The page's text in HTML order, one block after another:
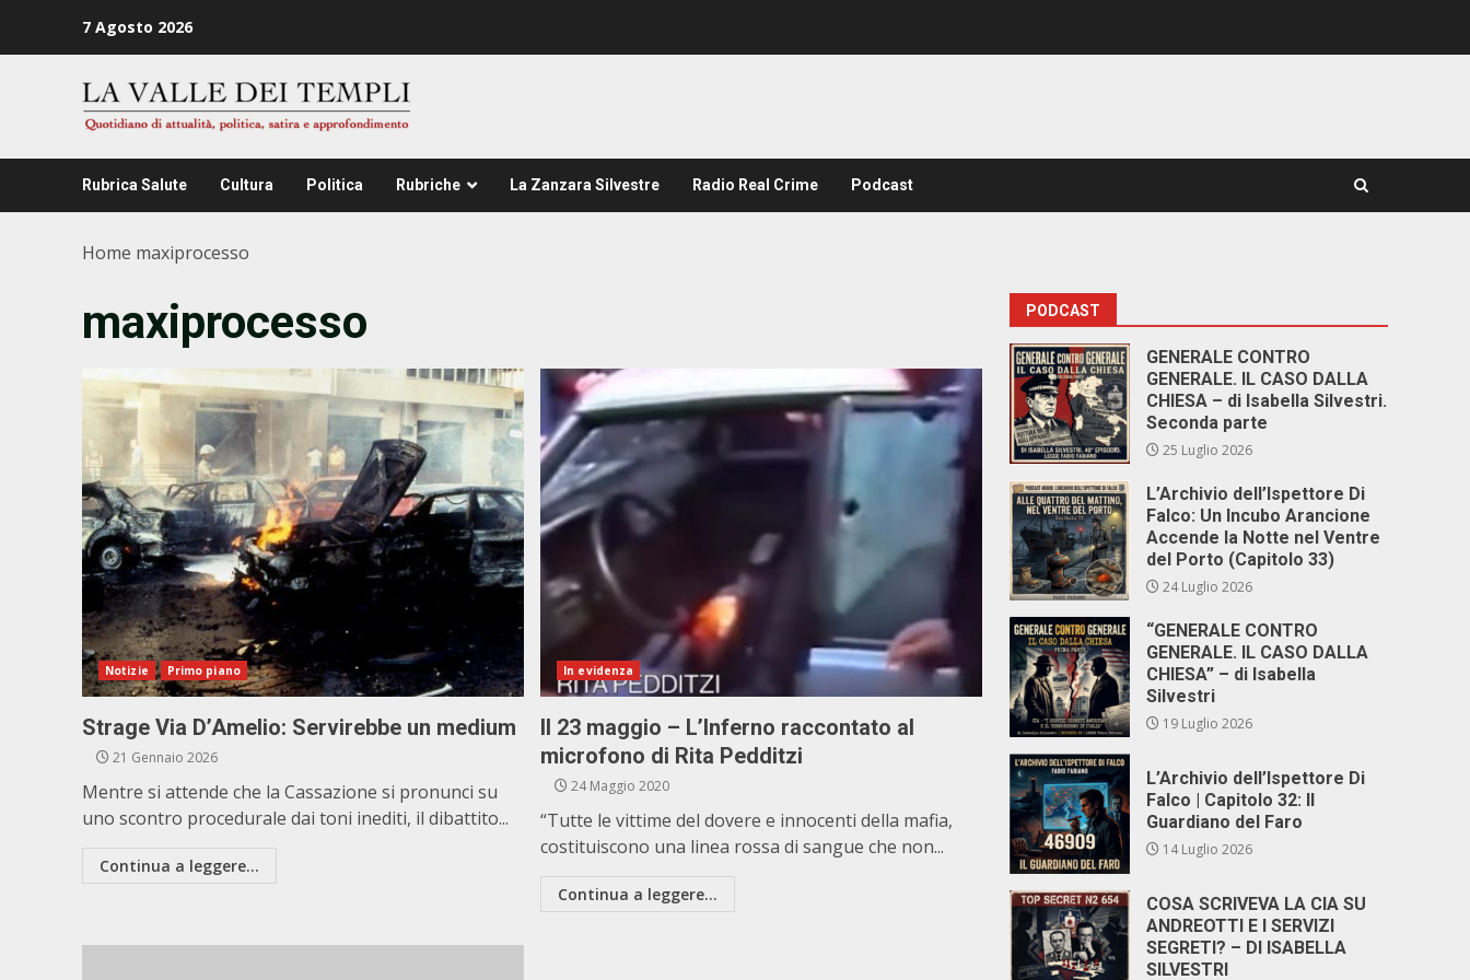
7 Agosto 2026
Rubrica Salute Cultura Politica Rubriche La Zanzara Silvestre Radio Real Crime Podcast
Home maxiprocesso
maxiprocesso
Notizie Primo piano
Strage Via D’Amelio: Servirebbe un medium
21 Gennaio 2026
Mentre si attende che la Cassazione si pronunci su
uno scontro procedurale dai toni inediti, il dibattito...
Continua a leggere...
In evidenza
Il 23 maggio – L’Inferno raccontato al
microfono di Rita Pedditzi
24 Maggio 2020
“Tutte le vittime del dovere e innocenti della mafia,
costituiscono una linea rossa di sangue che non...
Continua a leggere...
PODCAST
GENERALE CONTRO
GENERALE. IL CASO DALLA
CHIESA – di Isabella Silvestri.
Seconda parte
25 Luglio 2026
L’Archivio dell’Ispettore Di
Falco: Un Incubo Arancione
Accende la Notte nel Ventre
del Porto (Capitolo 33)
24 Luglio 2026
“GENERALE CONTRO
GENERALE. IL CASO DALLA
CHIESA” – di Isabella
Silvestri
19 Luglio 2026
L’Archivio dell’Ispettore Di
Falco | Capitolo 32: Il
Guardiano del Faro
14 Luglio 2026
COSA SCRIVEVA LA CIA SU
ANDREOTTI E I SERVIZI
SEGRETI? – DI ISABELLA
SILVESTRI